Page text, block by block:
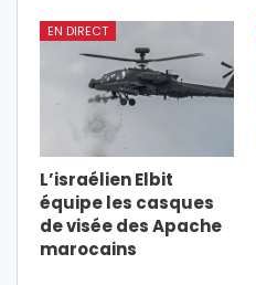
EN DIRECT
L’israélien Elbit
équipe les casques
de visée des Apache
marocains